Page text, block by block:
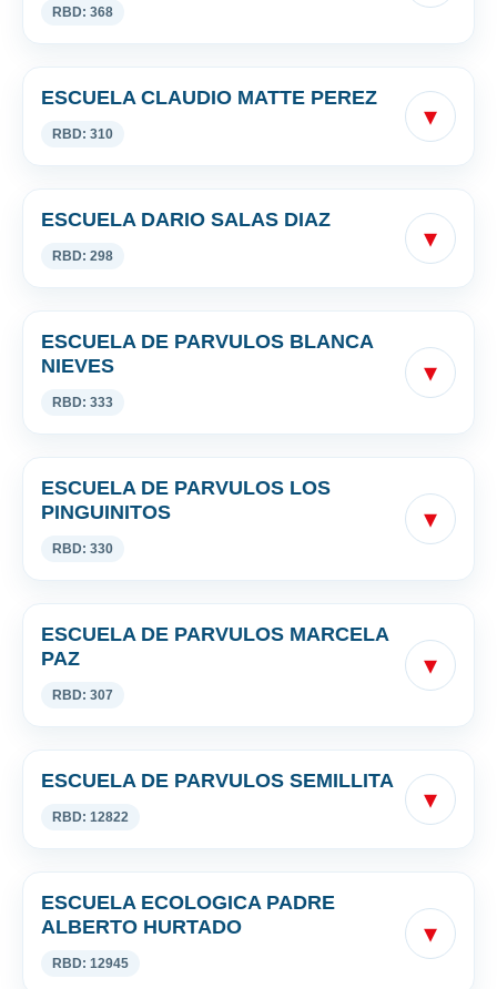
RBD: 368
ESCUELA CLAUDIO MATTE PEREZ
RBD: 310
▾
ESCUELA DARIO SALAS DIAZ
RBD: 298
▾
ESCUELA DE PARVULOS BLANCA
NIEVES
RBD: 333
▾
ESCUELA DE PARVULOS LOS
PINGUINITOS
RBD: 330
▾
ESCUELA DE PARVULOS MARCELA
PAZ
RBD: 307
▾
ESCUELA DE PARVULOS SEMILLITA
RBD: 12822
▾
ESCUELA ECOLOGICA PADRE
ALBERTO HURTADO
RBD: 12945
▾